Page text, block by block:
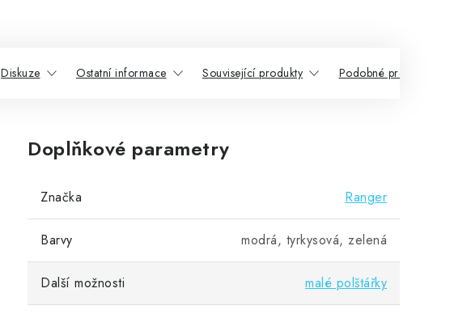
Diskuze Ostatní informace Související produkty Podobné produkty
Doplňkové parametry
Značka Ranger
Barvy modrá, tyrkysová, zelená
Další možnosti malé polštářky